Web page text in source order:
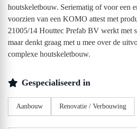
houtskeletbouw. Seriematig of voor een
voorzien van een KOMO attest met
21005/14 Houttec Prefab BV werkt met
maar denkt graag met u mee over de
complexe houtskeletbouw.
Gespecialiseerd in
Aanbouw Renovatie / Verbouwing